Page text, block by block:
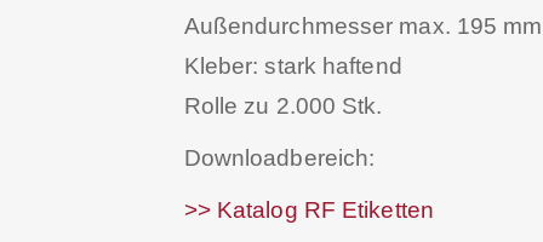
Außendurchmesser max. 195 mm
Kleber: stark haftend
Rolle zu 2.000 Stk.
Downloadbereich:
>> Katalog RF Etiketten